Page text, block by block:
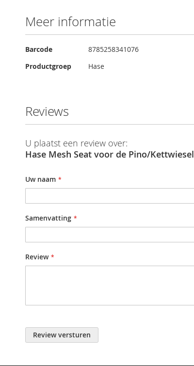
van
de
gallerij
Meer informatie
Meer
Barcode
8785258341076
Productgroep
Hase
Reviews
U plaatst een review over:
Hase Mesh Seat voor de Pino/Kettwiesel
Uw naam
Samenvatting
Review
Review versturen